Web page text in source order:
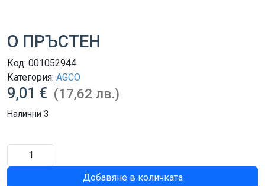
О ПРЪСТЕН
Код: 001052944
Категория: AGCO
9,01 € (17,62 лв.)
Налични 3
количество
за
Добавяне в количката